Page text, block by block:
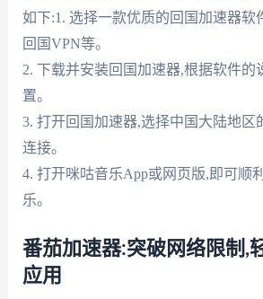
如下:1. 选择一款优质的回国加速器软
回国VPN等。
2. 下载并安装回国加速器,根据软件的
置。
3. 打开回国加速器,选择中国大陆地区
连接。
4. 打开咪咕音乐App或网页版,即可顺
乐。
番茄加速器:突破网络限制,
应用